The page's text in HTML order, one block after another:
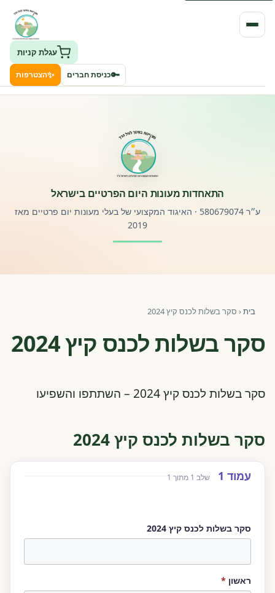
רישוי וחקיקה
פורטל לוח מודעות דרושים עובדים
אזור לחברים
השתלמויות וקורסים לגננות ולצוותי חינוך | גיל הרך 0-6
חנות עזרים ומוצרים
צור קשר
עגלת קניות
🔑כניסת חברים ✨הצטרפות
התאחדות מעונות היום הפרטיים בישראל
ע״ר 580679074 · האיגוד המקצועי של בעלי מעונות יום פרטיים מאז
2019
בית‹ סקר בשלות לכנס קיץ 2024
סקר בשלות לכנס קיץ 2024
סקר בשלות לכנס קיץ 2024 – השתתפו והשפיעו
סקר בשלות לכנס קיץ 2024
דלג לתוכן הטופס
Website (leave blank)
עמוד 1 שלב 1 מתוך 1
סקר בשלות לכנס קיץ 2024
ראשון *חובה